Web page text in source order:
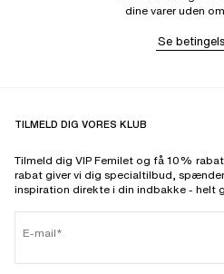
dine varer uden
Se
TILMELD DIG VORES KLUB
Tilmeld dig VIP Femilet og få 10%
rabat giver vi dig specialtilbud,
inspiration direkte i din indbakke - helt
E-mail